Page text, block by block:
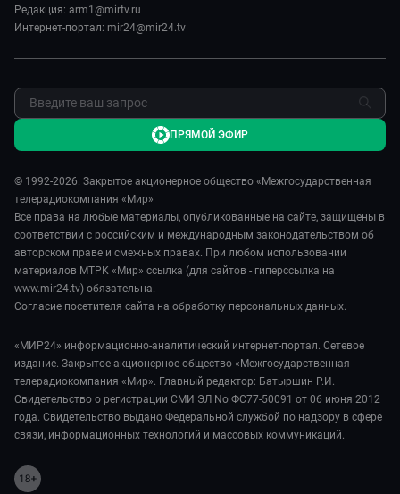
Я – волонтер
Карьера
Редакция: arm1@mirtv.ru
Интернет-портал: mir24@mir24.tv
© 1992-2026. Закрытое акционерное общество «Межгосударственная
телерадиокомпания «Мир»
Все права на любые материалы, опубликованные на сайте, защищены в
соответствии с российским и международным законодательством об
авторском праве и смежных правах. При любом использовании
материалов МТРК «Мир» ссылка (для сайтов - гиперссылка на
www.mir24.tv) обязательна.
Согласие посетителя сайта на обработку персональных данных.
«МИР24» информационно-аналитический интернет-портал. Сетевое
издание. Закрытое акционерное общество «Межгосударственная
телерадиокомпания «Мир». Главный редактор: Батыршин Р.И.
Свидетельство о регистрации СМИ ЭЛ No ФС77-50091 от 06 июня 2012
года. Свидетельство выдано Федеральной службой по надзору в сфере
связи, информационных технологий и массовых коммуникаций.
ПРЯМОЙ ЭФИР